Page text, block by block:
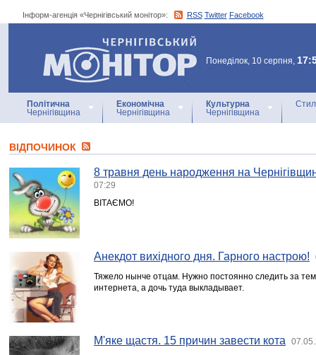
Інформ-агенція «Чернігівський монітор»: RSS Twitter Facebook
Інформ-агенція
«Чернігівський монітор»
Понеділок, 10 серпня,
Політична
Чернігівщина
Економічна
Чернігівщина
Культурна
Чернігівщина
ВІДПОЧИНОК
8 травня день народження на
07:29
ВІТАЄМО!
Анекдот вихідного дня. Гарного настрою!
Тяжело нынче отцам. Нужно постоянно следить за
интернета, а дочь туда выкладывает.
М'яке щастя. 15 причин завести кота